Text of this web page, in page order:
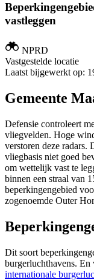
vastleggen
NPRD
Vastgestelde locatie
Laatst bijgewerkt op:
Gemeente
Defensie controleert
vliegvelden. Hoge
verstoren deze radars.
vliegbasis niet goed
om wettelijk vast te
binnen een straal van
beperkingengebied
zogenoemde Outer
Dit soort
burgerluchthavens. En
internationale